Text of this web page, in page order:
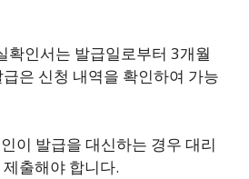
확인서는 발급일로부터 3개월
은 신청 내역을 확인하여 가능
이 발급을 대신하는 경우 대리
출해야 합니다.